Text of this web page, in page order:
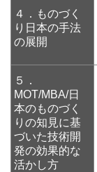
４．ものづく
り日本の手法
の展開
５．
MOT/MBA/日
本のものづく
りの知見に基
づいた技術開
発の効果的な
活かし方